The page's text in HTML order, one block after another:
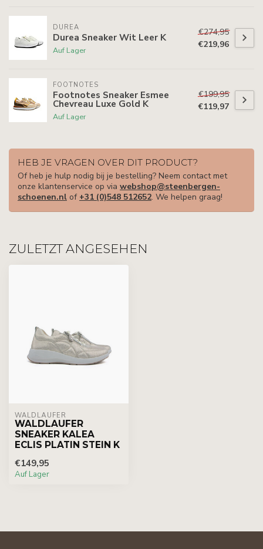
DUREA
Durea Sneaker Wit Leer K
Auf Lager
€274,95
€219,96
FOOTNOTES
Footnotes Sneaker Esmee
Chevreau Luxe Gold K
Auf Lager
€199,95
€119,97
HEB JE VRAGEN OVER DIT PRODUCT?
Of heb je hulp nodig bij je bestelling? Neem contact met
onze klantenservice op via webshop@steenbergen-
schoenen.nl of +31 (0)548 512652. We helpen graag!
ZULETZT ANGESEHEN
WALDLÄUFER
WALDLAUFER
SNEAKER KALEA
ECLIS PLATIN STEIN K
€149,95
Auf Lager